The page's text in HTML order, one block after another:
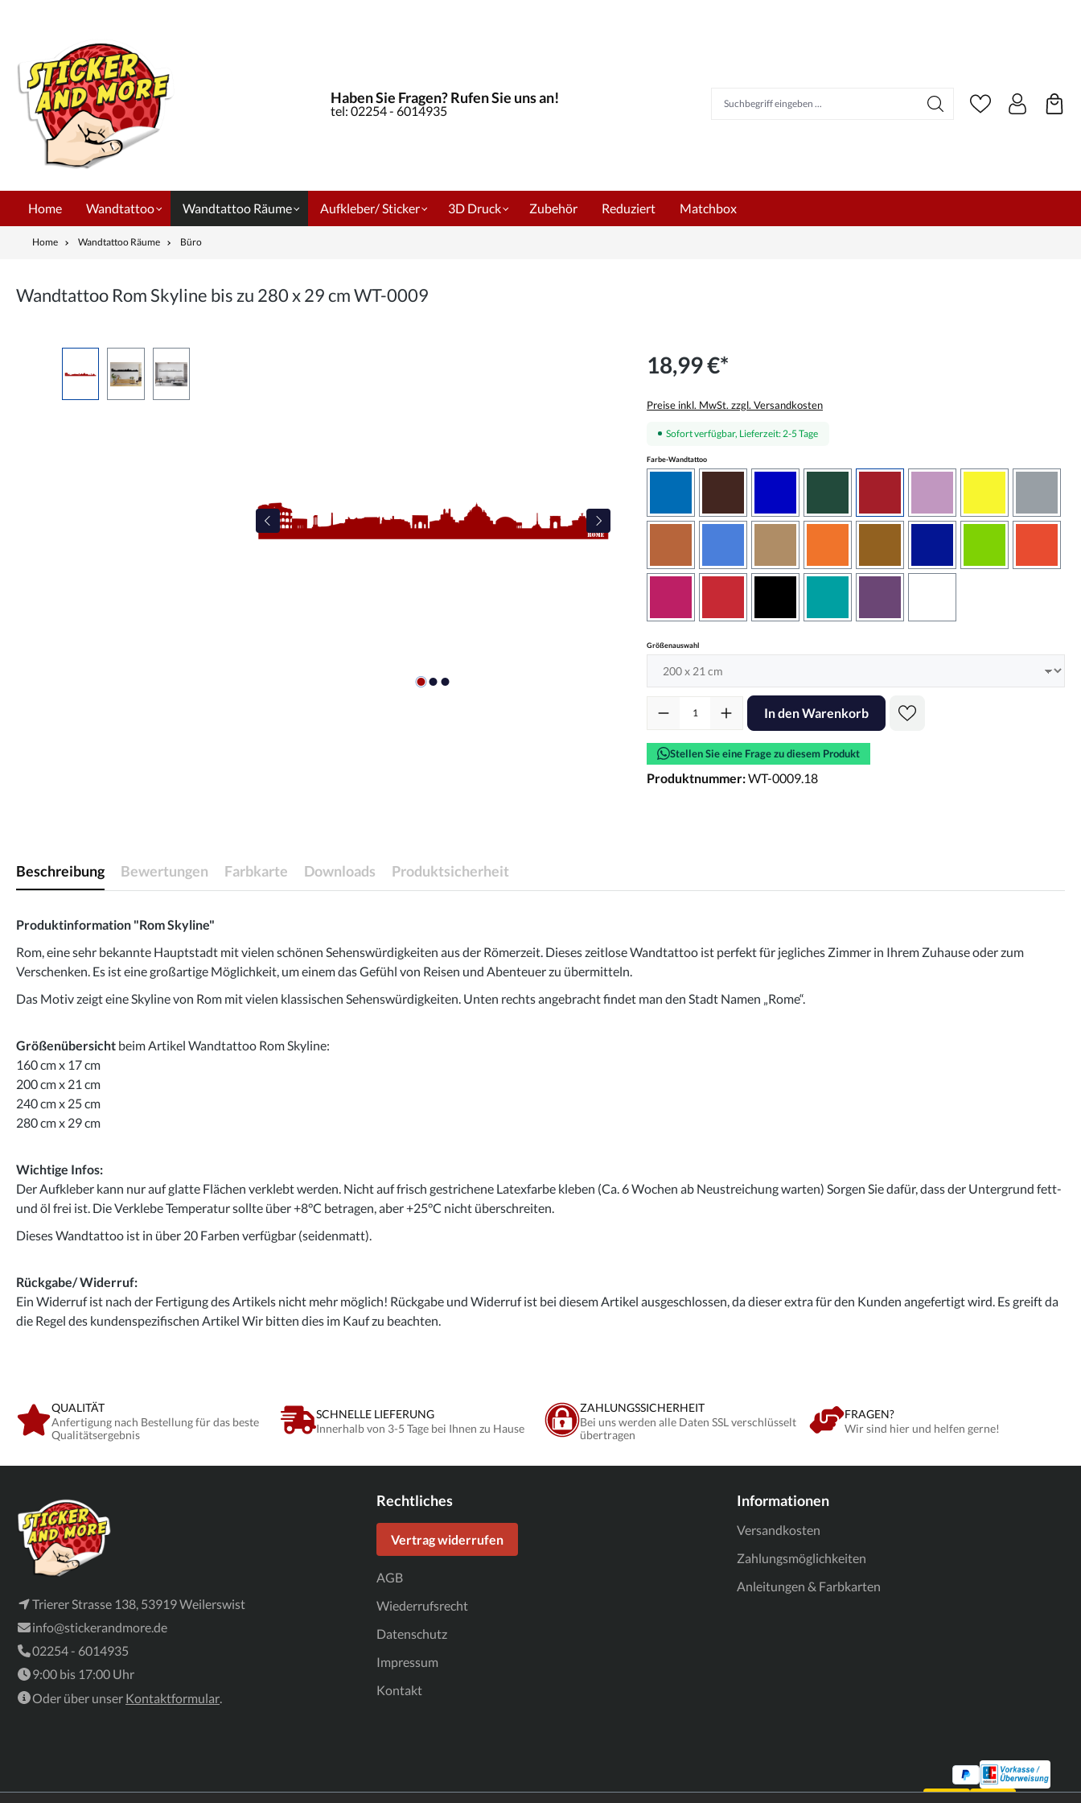
Haben Sie Fragen? Rufen Sie uns an!
tel: 02254 - 6014935
Home Wandtattoo Wandtattoo Räume Aufkleber/ Sticker 3D Druck Zubehör Reduziert Matchbox
Home Wandtattoo Räume Büro
Wandtattoo Rom Skyline bis zu 280 x 29 cm WT-0009
18,99 €*
Preise inkl. MwSt. zzgl. Versandkosten
Sofort verfügbar, Lieferzeit: 2-5 Tage
Farbe-Wandtattooauswählen
Größenauswahlauswählen
Produkt Anzahl: Gib den gewünschten Wert ein oder benutze die Schaltflächen
In den Warenkorb
Stellen Sie eine Frage zu diesem Produkt
Produktnummer:WT-0009.18
Beschreibung Bewertungen Farbkarte Downloads Produktsicherheit
Produktinformation "Rom Skyline"
Rom, eine sehr bekannte Hauptstadt mit vielen schönen Sehenswürdigkeiten aus der Römerzeit. Dieses zeitlose Wandtattoo ist perfekt für jegliches Zimmer in Ihrem Zuhause oder zum
Verschenken. Es ist eine großartige Möglichkeit, um einem das Gefühl von Reisen und Abenteuer zu übermitteln.
Das Motiv zeigt eine Skyline von Rom mit vielen klassischen Sehenswürdigkeiten. Unten rechts angebracht findet man den Stadt Namen „Rome“.
Größenübersicht beim Artikel Wandtattoo Rom Skyline:
160 cm x 17 cm
200 cm x 21 cm
240 cm x 25 cm
280 cm x 29 cm
Wichtige Infos:
Der Aufkleber kann nur auf glatte Flächen verklebt werden. Nicht auf frisch gestrichene Latexfarbe kleben (Ca. 6 Wochen ab Neustreichung warten) Sorgen Sie dafür, dass der Untergrund fett-
und öl frei ist. Die Verklebe Temperatur sollte über +8°C betragen, aber +25°C nicht überschreiten.
Dieses Wandtattoo ist in über 20 Farben verfügbar (seidenmatt).
Rückgabe/ Widerruf:
Ein Widerruf ist nach der Fertigung des Artikels nicht mehr möglich! Rückgabe und Widerruf ist bei diesem Artikel ausgeschlossen, da dieser extra für den Kunden angefertigt wird. Es greift da
die Regel des kundenspezifischen Artikel Wir bitten dies im Kauf zu beachten.
QUALITÄT
Anfertigung nach Bestellung für das beste
Qualitätsergebnis
SCHNELLE LIEFERUNG
Innerhalb von 3-5 Tage bei Ihnen zu Hause
ZAHLUNGSSICHERHEIT
Bei uns werden alle Daten SSL verschlüsselt
übertragen
FRAGEN?
Wir sind hier und helfen gerne!
Trierer Strasse 138, 53919 Weilerswist
info@stickerandmore.de
02254 - 6014935
9:00 bis 17:00 Uhr
Oder über unser Kontaktformular.
Rechtliches
Vertrag widerrufen
AGB
Wiederrufsrecht
Datenschutz
Impressum
Kontakt
Informationen
Versandkosten
Zahlungsmöglichkeiten
Anleitungen & Farbkarten